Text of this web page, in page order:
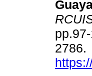
2786.